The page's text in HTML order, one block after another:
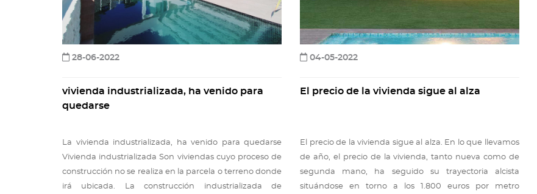
28-06-2022
vivienda industrializada, ha venido para
quedarse
La vivienda industrializada, ha venido para quedarse
Vivienda industrializada Son viviendas cuyo proceso de
construcción no se realiza en la parcela o terreno donde
irá ubicada. La construcción industrializada de
04-05-2022
El precio de la vivienda sigue al alza
El precio de la vivienda sigue al alza. En lo que llevamos
de año, el precio de la vivienda, tanto nueva como de
segunda mano, ha seguido su trayectoria alcista
situándose en torno a los 1.800 euros por metro